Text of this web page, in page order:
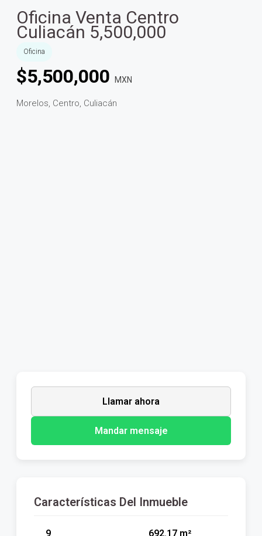
Oficina Venta Centro
Culiacán 5,500,000
Oficina
$5,500,000 MXN
Morelos, Centro, Culiacán
Llamar ahora
Mandar mensaje
Características Del Inmueble
9 692.17 m²